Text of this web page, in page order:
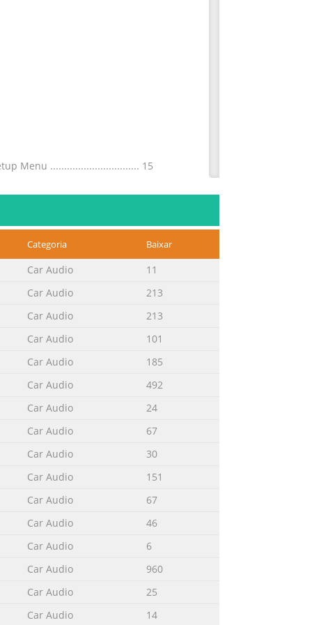
Menu ................................ 15
Instructi
you’ve just purchased is only the start
offers. This manufacturer and
may invalidate the user’s
Future Reference 1. Read this
attention to all warnings in this
buttons too firmly or to drop the
to be shorted by a metal object or
slide the display upward and
Categoria Baixar
Car Audio
11
Car Audio
213
Car Audio
213
Car Audio
101
Car Audio
185
Car Audio
492
Car Audio
24
Car Audio
67
Car Audio
30
Car Audio
151
Car Audio
67
Car Audio
46
Car Audio
6
Car Audio
960
Car Audio
25
Car Audio 14